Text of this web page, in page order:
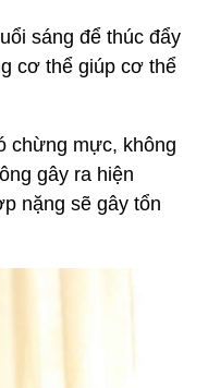
sáng để thúc đẩy
cơ thể giúp cơ thể
chừng mực, không
gây ra hiện
nặng sẽ gây tổn